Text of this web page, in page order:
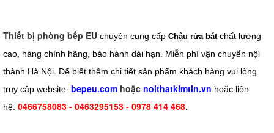
Thiết bị phòng bếp EU chuyên cung cấp Chậu rửa bátchất lượng
cao, hàng chính hãng, bảo hành dài hạn. Miễn phí vận chuyển nội
thành Hà Nội. Để biết thêm chi tiết sản phẩm khách hàng vui lòng
truy cập website: bepeu.com hoặc noithatkimtin.vn hoặc liên
hệ: 0466758083 - 0463295153 - 0978 414 468.